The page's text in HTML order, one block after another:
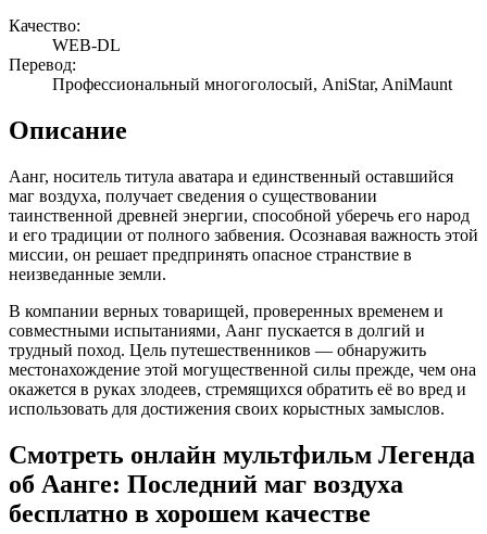
Качество:
WEB-DL
Перевод:
Профессиональный многоголосый, AniStar, AniMaunt
Описание
Аанг, носитель титула аватара и единственный оставшийся
маг воздуха, получает сведения о существовании
таинственной древней энергии, способной уберечь его народ
и его традиции от полного забвения. Осознавая важность этой
миссии, он решает предпринять опасное странствие в
неизведанные земли.
В компании верных товарищей, проверенных временем и
совместными испытаниями, Аанг пускается в долгий и
трудный поход. Цель путешественников — обнаружить
местонахождение этой могущественной силы прежде, чем она
окажется в руках злодеев, стремящихся обратить её во вред и
использовать для достижения своих корыстных замыслов.
Смотреть онлайн мультфильм Легенда
об Аанге: Последний маг воздуха
бесплатно в хорошем качестве